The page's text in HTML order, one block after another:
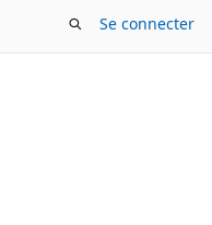
Se connecter